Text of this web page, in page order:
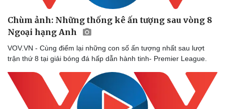
Chùm ảnh: Những thống kê ấn tượng sau vòng 8
Ngoại hạng Anh
VOV.VN - Cùng điểm lại những con số ấn tượng nhất sau lượt
trận thứ 8 tại giải bóng đá hấp dẫn hành tinh- Premier League.